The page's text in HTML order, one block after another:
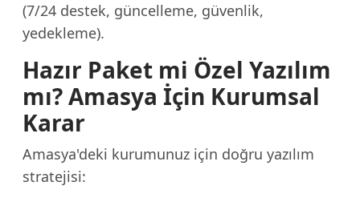
(7/24 destek, güncelleme, güvenlik,
yedekleme).
Hazır Paket mi Özel Yazılım
mı? Amasya İçin Kurumsal
Karar
Amasya'deki kurumunuz için doğru yazılım
stratejisi: